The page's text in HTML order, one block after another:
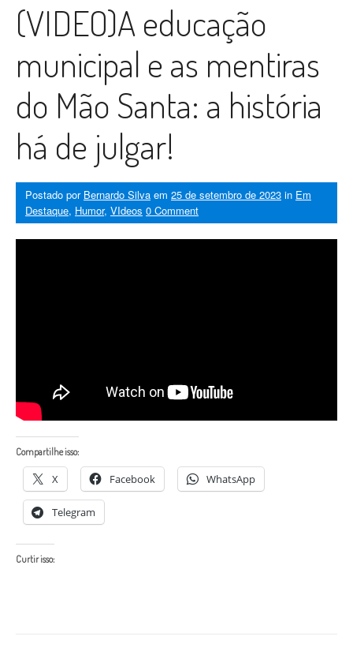
(VIDEO)A educação
municipal e as mentiras
do Mão Santa: a história
há de julgar!
Postado por Bernardo Silva em 25 de setembro de 2023 in Em
Destaque, Humor, VIdeos 0 Comment
Compartilhe isso:
X Facebook WhatsApp
Telegram
Curtir isso: